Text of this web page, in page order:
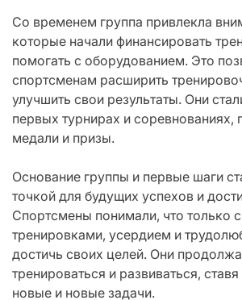
Со временем группа привлекла
которые начали финансировать
помогать с оборудованием. Это
спортсменам расширить
улучшить свои результаты. Они
первых турнирах и соревнованиях,
медали и призы.
Основание группы и первые шаги
точкой для будущих успехов и
Спортсмены понимали, что только
тренировками, усердием и
достичь своих целей. Они
тренироваться и развиваться,
новые и новые задачи.